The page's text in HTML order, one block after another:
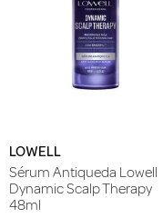
LOWELL
Sérum Antiqueda Lowell
Dynamic Scalp Therapy
48ml